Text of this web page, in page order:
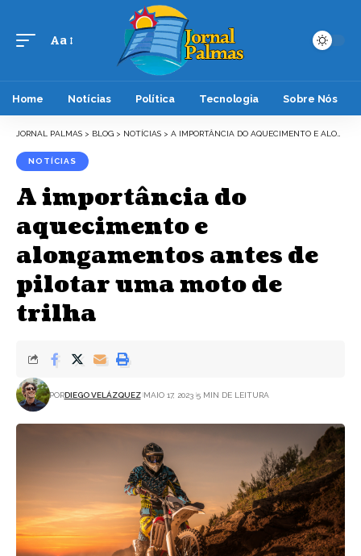
Font
Aa
Home Notícias Política Tecnologia Sobre Nós
JORNAL PALMAS > BLOG > NOTÍCIAS > A IMPORTÂNCIA DO AQUECIMENTO E ALONGAMENTOS ANTES DE PILOTAR UMA MOTO DE TRILHA
NOTÍCIAS
A importância do
aquecimento e
alongamentos antes de
pilotar uma moto de
trilha
PORDIEGO VELÁZQUEZ MAIO 17, 2023 5 MIN DE LEITURA